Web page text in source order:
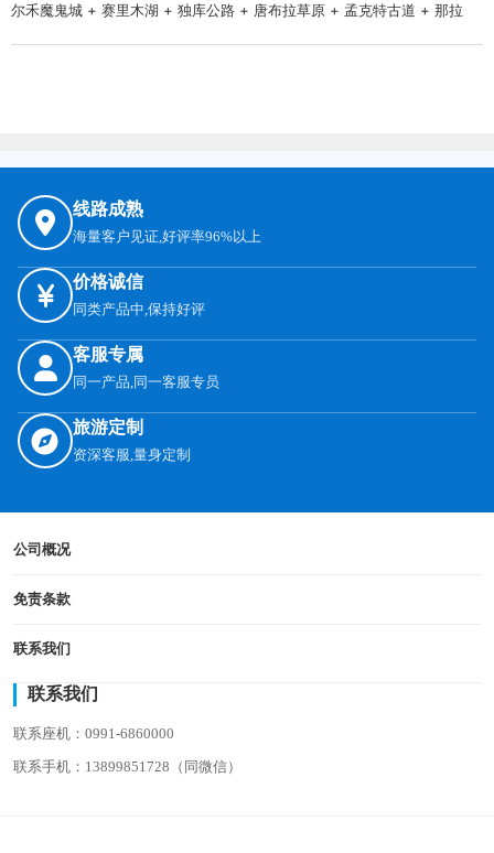
尔禾魔鬼城 + 赛里木湖 + 独库公路 + 唐布拉草原 + 孟克特古道 + 那拉
线路成熟
海量客户见证,好评率96%以上
价格诚信
同类产品中,保持好评
客服专属
同一产品,同一客服专员
旅游定制
资深客服,量身定制
公司概况
免责条款
联系我们
联系我们
联系座机：0991-6860000
联系手机：13899851728（同微信）